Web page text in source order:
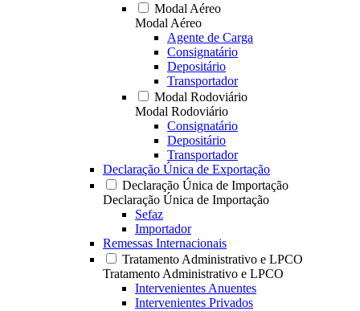
Modal Aéreo
Modal Aéreo
Agente de Carga
Consignatário
Depositário
Transportador
Modal Rodoviário
Modal Rodoviário
Consignatário
Depositário
Transportador
Declaração Única de Exportação
Declaração Única de Importação
Declaração Única de Importação
Sefaz
Importador
Remessas Internacionais
Tratamento Administrativo e LPCO
Tratamento Administrativo e LPCO
Intervenientes Anuentes
Intervenientes Privados